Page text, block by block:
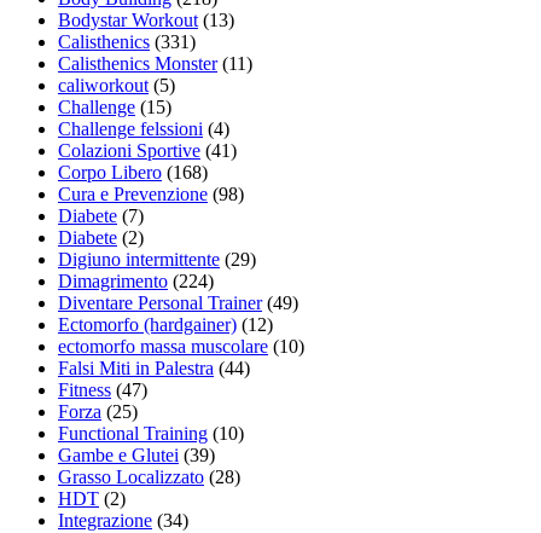
Bodystar Workout (13)
Calisthenics (331)
Calisthenics Monster(11)
caliworkout (5)
Challenge (15)
Challenge felssioni (4)
Colazioni Sportive (41)
Corpo Libero (168)
Cura e Prevenzione (98)
Diabete (7)
Diabete (2)
Digiuno intermittente (29)
Dimagrimento (224)
Diventare Personal Trainer(49)
Ectomorfo (hardgainer) (12)
ectomorfo massa muscolare (10)
Falsi Miti in Palestra (44)
Fitness (47)
Forza (25)
Functional Training (10)
Gambe e Glutei (39)
Grasso Localizzato (28)
HDT (2)
Integrazione (34)